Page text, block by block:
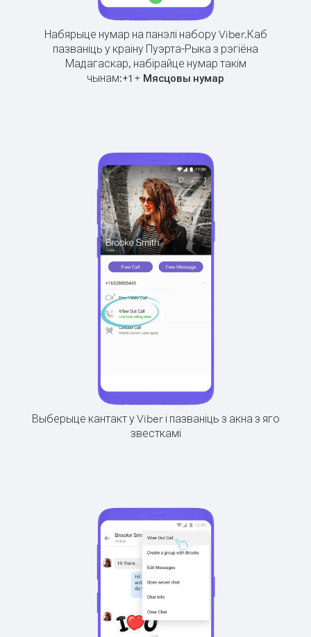
Набярыце нумар на панэлі набору Viber.Каб
пазваніць у краіну Пуэрта-Рыка з рэгіёна
Мадагаскар, набірайце нумар такім
чынам:+1 + Мясцовы нумар
Выберыце кантакт у Viber і пазваніць з акна з яго
звесткамі